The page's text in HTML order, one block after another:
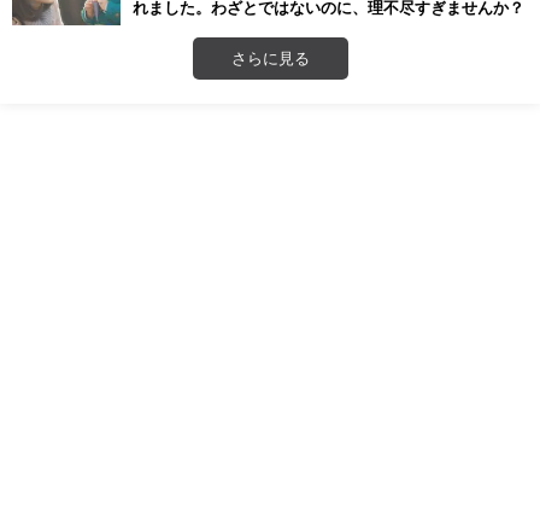
れました。わざとではないのに、理不尽すぎませんか？
さらに見る